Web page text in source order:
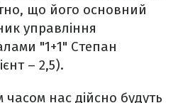
що його основний
управління
"1+1" Степан
– 2,5).
нас дійсно будуть